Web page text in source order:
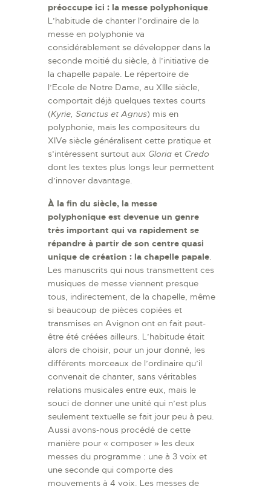
préoccupe ici : la messe polyphonique
L’habitude de chanter l’ordinaire de la
messe en polyphonie va
considérablement se développer dans la
seconde moitié du siècle, à l’initiative de
la chapelle papale. Le répertoire de
l’Ecole de Notre Dame, au XIIIe siècle,
comportait déjà quelques textes courts
(Kyrie, Sanctus et Agnus) mis en
polyphonie, mais les compositeurs du
XIVe siècle généralisent cette pratique et
s’intéressent surtout aux Gloria et Credo
dont les textes plus longs leur permettent
d’innover davantage.
À la fin du siècle, la messe
polyphonique est devenue un genre
très important qui va rapidement se
répandre à partir de son centre quasi
unique de création : la chapelle papale.
Les manuscrits qui nous transmettent ces
musiques de messe viennent presque
tous, indirectement, de la chapelle, même
si beaucoup de pièces copiées et
transmises en Avignon ont en fait peut-
être été créées ailleurs. L’habitude était
alors de choisir, pour un jour donné, les
différents morceaux de l’ordinaire qu’il
convenait de chanter, sans véritables
relations musicales entre eux, mais le
souci de donner une unité qui n’est plus
seulement textuelle se fait jour peu à peu.
Aussi avons-nous procédé de cette
manière pour « composer » les deux
messes du programme : une à 3 voix et
une seconde qui comporte des
mouvements à 4 voix. Les messes de